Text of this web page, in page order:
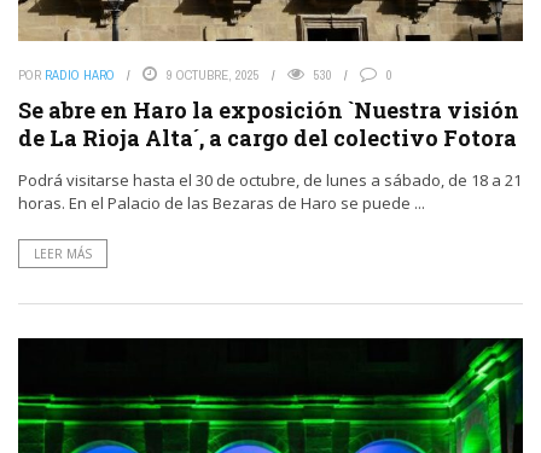
POR RADIO HARO 9 OCTUBRE, 2025 530 0
Se abre en Haro la exposición `Nuestra visión
de La Rioja Alta´, a cargo del colectivo Fotora
Podrá visitarse hasta el 30 de octubre, de lunes a sábado, de 18 a 21
horas. En el Palacio de las Bezaras de Haro se puede ...
LEER MÁS